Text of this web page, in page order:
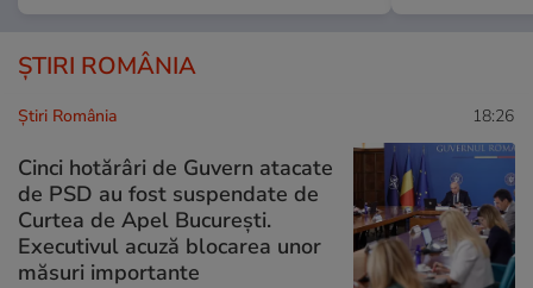
ȘTIRI ROMÂNIA
Știri România 18:26
Cinci hotărâri de Guvern atacate
de PSD au fost suspendate de
Curtea de Apel București.
Executivul acuză blocarea unor
măsuri importante